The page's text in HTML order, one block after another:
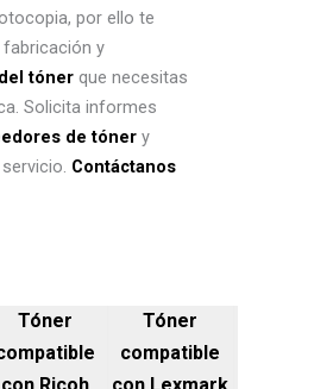
por ello te
y
tóner que necesitas
Solicita informes
de tóner y
Contáctanos
Tóner
con Ricoh
Tóner
compatible
con Lexmark